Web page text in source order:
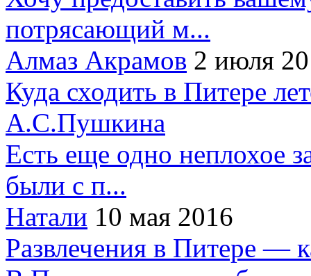
потрясающий м...
Алмаз Акрамов 2 июля
Куда сходить в Питере
А.С.Пушкина
Есть еще одно неплохое
были с п...
Натали 10 мая 2016
Развлечения в Питере —